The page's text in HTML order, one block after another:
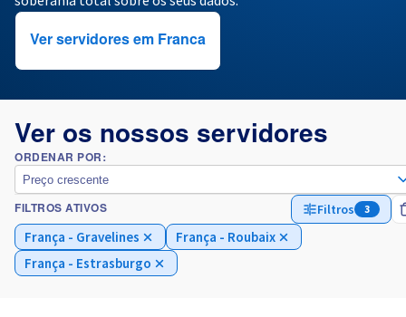
Alemanha
Reino Unido
Irlanda
Itália
Países Baixos
Ver servidores em Franca
Ver os nossos servidores
ORDENAR POR:
Preço crescente
FILTROS ATIVOS Filtros 3
França - Gravelines
França - Roubaix
França - Estrasburgo